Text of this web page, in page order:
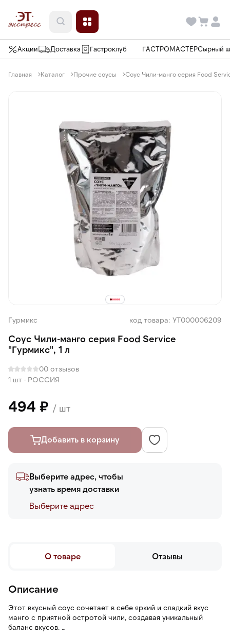
Акции Доставка Гастроклуб ГАСТРОМАСТЕРСырный
Главная Каталог Прочие соусы Соус Чили-манго серия Food
Гурмикс код товара: УТ000006209
Соус Чили-манго серия Food Service
"Гурмикс", 1 л
00 отзывов
1 шт · РОССИЯ
494 ₽ / шт
Добавить в корзину
Выберите адрес, чтобы
узнать время доставки
Выберите адреc
О товаре Отзывы
Описание
Этот вкусный соус сочетает в себе яркий и сладкий вкус
манго с приятной остротой чили, создавая уникальный
баланс вкусов.